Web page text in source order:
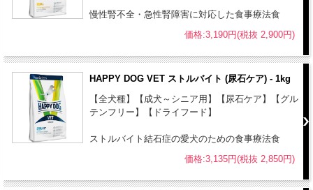
●本品は犬専用フードです。誤食防止のため、小児の手の届かない場
等により、粒の見た目や大きさに若干差がある場合がありますが、品
質上問題はありません。
●開封後は虫が入らないように、しっかりと密封して下さい。
慢性腎不全・急性腎障害に対応した食事療法食
価格:3,190円(税抜 2,900円)
HAPPY DOG VET ストルバイト (尿石ケア) - 1kg
【全犬種】【成犬～シニア用】【尿石ケア】【グル
テンフリー】【ドライフード】
ストルバイト結石症の愛犬のための食事療法食
価格:3,135円(税抜 2,850円)